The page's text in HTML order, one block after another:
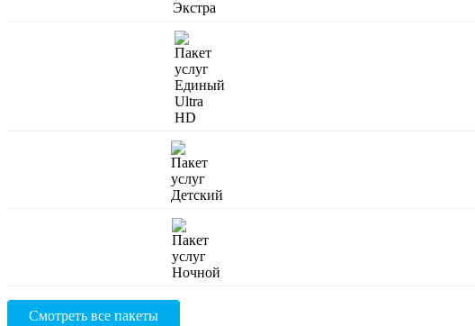
Смотреть все пакеты